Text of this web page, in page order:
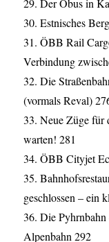
29. Der Obus in
30. Estnisches
31. ÖBB Rail
Verbindung
32. Die
(vormals Reval)
33. Neue Züge für
warten! 281
34. ÖBB Cityjet
35.
geschlossen – ein
36. Die
Alpenbahn 292